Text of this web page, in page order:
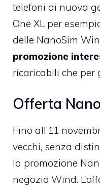
telefoni di nuova
One XL per
delle NanoSim
promozione
ricaricabili che per
Offerta
Fino all’11
vecchi, senza
la promozione
negozio Wind.